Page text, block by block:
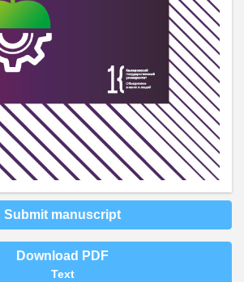
Submit manuscript
Download PDF
Text